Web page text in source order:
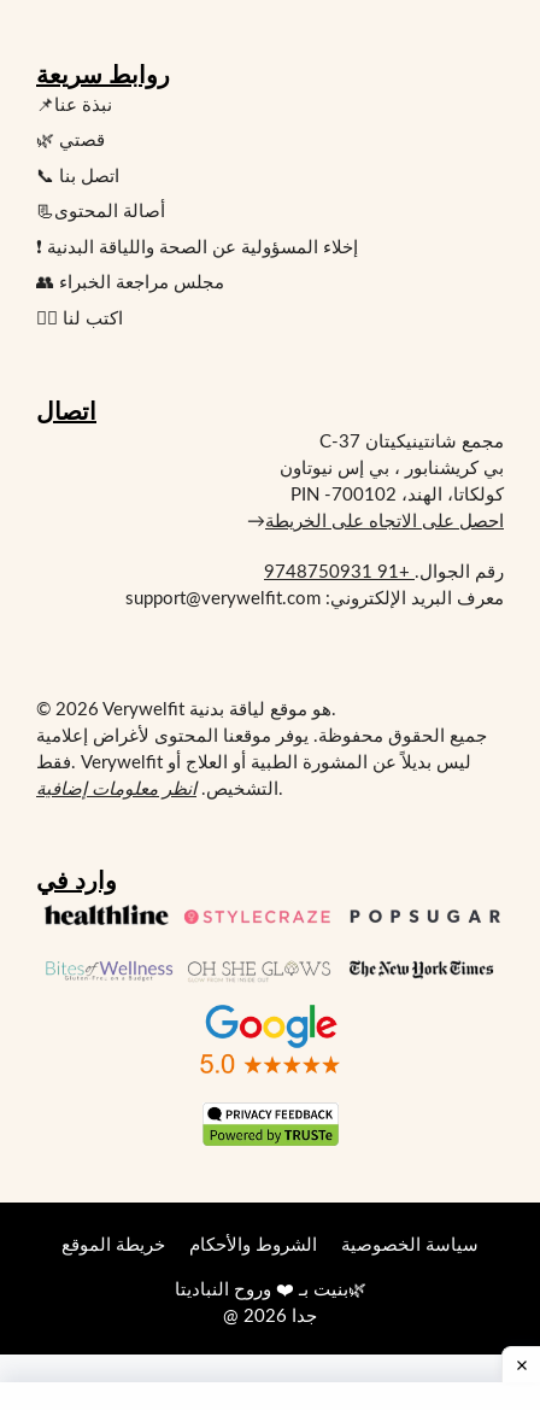
روابط سريعة
📌نبذة عنا
🌿 قصتي
📞 اتصل بنا
📃أصالة المحتوى
❗ إخلاء المسؤولية عن الصحة واللياقة البدنية
👥 مجلس مراجعة الخبراء
✍🏻 اكتب لنا
اتصال
مجمع شانتينيكيتان C-37
بي كريشنابور ، بي إس نيوتاون
كولكاتا، الهند، PIN -700102
احصل على الاتجاه على الخريطة→
رقم الجوال. +91 9748750931
معرف البريد الإلكتروني: support@verywelfit.com
© 2026 Verywelfit هو موقع لياقة بدنية.
جميع الحقوق محفوظة. يوفر موقعنا المحتوى لأغراض إعلامية
فقط. Verywelfit ليس بديلاً عن المشورة الطبية أو العلاج أو
التشخيص.انظر معلومات إضافية .
وارد في
خريطة الموقع الشروط والأحكام سياسة الخصوصية
بنيت بـ ❤️ وروح النباديتا
🌿
@ 2026 جدا